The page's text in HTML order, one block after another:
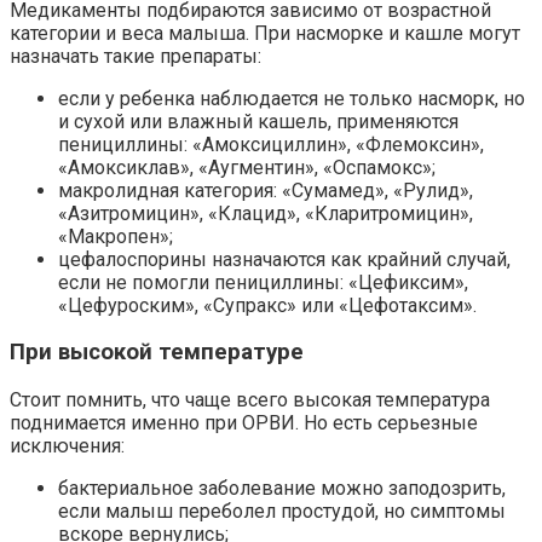
Медикаменты подбираются зависимо от возрастной
категории и веса малыша. При насморке и кашле могут
назначать такие препараты:
если у ребенка наблюдается не только насморк, но
и сухой или влажный кашель, применяются
пенициллины: «Амоксициллин», «Флемоксин»,
«Амоксиклав», «Аугментин», «Оспамокс»;
макролидная категория: «Сумамед», «Рулид»,
«Азитромицин», «Клацид», «Кларитромицин»,
«Макропен»;
цефалоспорины назначаются как крайний случай,
если не помогли пенициллины: «Цефиксим»,
«Цефуроским», «Супракс» или «Цефотаксим».
При высокой температуре
Стоит помнить, что чаще всего высокая температура
поднимается именно при ОРВИ. Но есть серьезные
исключения:
бактериальное заболевание можно заподозрить,
если малыш переболел простудой, но симптомы
вскоре вернулись;